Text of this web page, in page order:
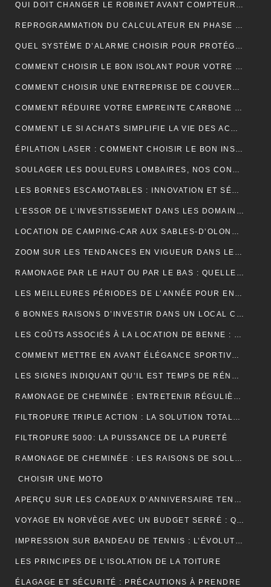
QUI DOIT CHANGER LE ROBINET AVANT COMPTEUR MAISON INDIVIDUELLE ?
REPROGRAMMATION DU CALCULATEUR EN PHASE 1 : EXPLICATIONS
QUEL SYSTÈME D’ALARME CHOISIR POUR PROTÉGER VOTRE MAISON ?
COMMENT CHOISIR LE BON ISOLANT POUR VOTRE TOITURE ?
COMMENT CHOISIR UNE ENTREPRISE DE COUVERTURE ?
COMMENT RÉDUIRE VOTRE EMPREINTE CARBONE ET VIVRE DURABLEMENT ?
COMMENT LE SI ACHATS SIMPLIFIE LA VIE DES ACHETEURS
ÉPILATION LASER : COMMENT CHOISIR LE BON INSTITUT ?
SOULAGER LES DOULEURS LOMBAIRES, NOS CONSEILS
LES BORNES ESCAMOTABLES : INNOVATION ET SÉCURITÉ POUR L’ESPACE URBAIN
L’ESSOR DE L’INVESTISSEMENT DANS LES DOMAINES VITICOLES DE PROVENCE : UNE ANALYSE ÉCONOMIQUE ET CULTURELLE
LOCATION DE CAMPING-CAR AUX SABLES-D’OLONNE : LA LIBERTÉ DE DÉCOUVRIR LA CÔTE ATLANTIQUE
ZOOM SUR LES TENDANCES EN VIGUEUR DANS LE DOMAINE DU WEBMARKETING
RAMONAGE PAR LE HAUT OU PAR LE BAS : QUELLE TECHNIQUE EST LA PLUS EFFICACE ?
LES MEILLEURES PÉRIODES DE L’ANNÉE POUR ENTRETENIR VOS GOUTTIÈRES
6 BONNES RAISONS D’INVESTIR DANS UN LOCAL COMMERCIAL
LES COÛTS ASSOCIÉS À LA LOCATION DE BENNE : CE QUE VOUS DEVEZ SAVOIR
COMMENT METTRE EN AVANT ÉLÉGANCE SPORTIVE AVEC LE POLO RUGBY ALL BLACK ?
LES SIGNES INDIQUANT QU’IL EST TEMPS DE RÉNOVER VOTRE TOITURE
RAMONAGE DE CHEMINÉE : ENTRETENIR RÉGULIÈREMENT VOS CONDUITS DE FUMÉE
FILTROPURE TRIPLE ACTION : LA SOLUTION TOTALE POUR L’EAU
FILTROPURE 5000: LA PUISSANCE DE LA PURETÉ
RAMONAGE DE CHEMINÉE : LES RAISONS DE SOLLICITER LES SERVICES D’UN PROFESSIONNEL
CHOISIR UNE MOTO
APERÇU SUR LES CADEAUX D’ANNIVERSAIRE TENDANCES
VOYAGE EN NORVÈGE AVEC UN BUDGET SERRÉ : QUELQUES PETITS CONSEILS
IMPRESSION SUR BANDEAU DE TENNIS : L’ÉVOLUTION MODERNE
LES PRINCIPES DE L’ISOLATION DE LA TOITURE
ÉLAGAGE ET SÉCURITÉ : PRÉCAUTIONS À PRENDRE